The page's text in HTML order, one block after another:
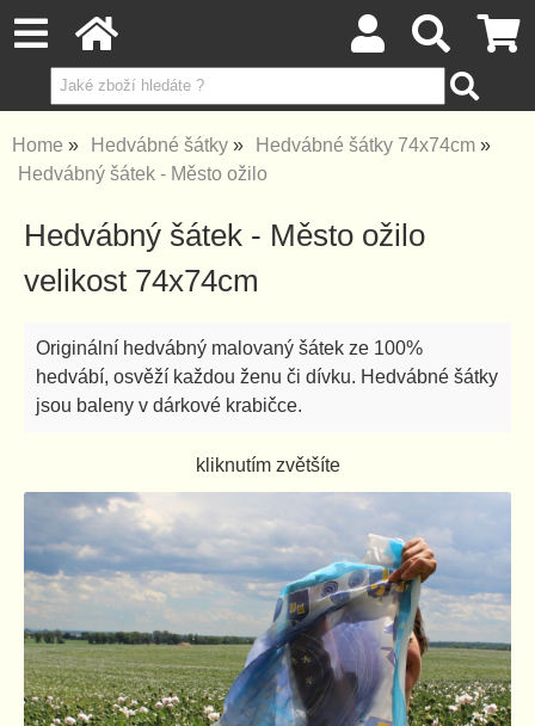
Home Hedvábné šátky
Hedvábné šátky 74x74cm
Hedvábný šátek - Město ožilo
Hedvábný šátek - Město ožilo
velikost 74x74cm
Originální hedvábný malovaný šátek ze 100%
hedvábí, osvěží každou ženu či dívku. Hedvábné šátky
jsou baleny v dárkové krabičce.
kliknutím zvětšíte